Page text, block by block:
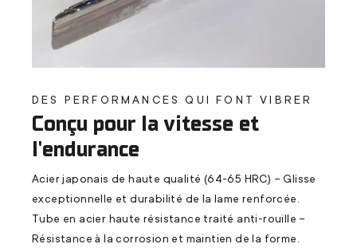
DES PERFORMANCES QUI FONT VIBRER
Conçu pour la vitesse et
l'endurance
Acier japonais de haute qualité (64-65 HRC) – Glisse
exceptionnelle et durabilité de la lame renforcée.
Tube en acier haute résistance traité anti-rouille –
Résistance à la corrosion et maintien de la forme.